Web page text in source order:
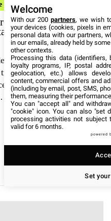
café
aux données
via objets
appareils connectés
domestique.
Welcome
With our 200partners, we wish
your devices (cookies, pixels in
personal data with our partners,
in our emails, already held by
other contexts.
Processing this data (identifiers,
loyalty programs, IP, postal
geolocation, etc.) allows
content, commercial offers and
(including by email, post, SMS,
them, measuring their
You can "accept all" and
"cookie" icon. You can also "set
processing activities not subject
valid for 6 months.
powered
Set